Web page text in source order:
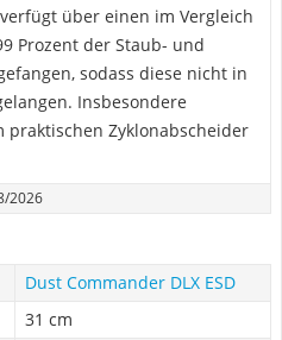
über einen im Vergleich
Prozent der Staub- und
sodass diese nicht in
Insbesondere
praktischen Zyklonabscheider
2026
Dust Commander DLX ESD
31 cm